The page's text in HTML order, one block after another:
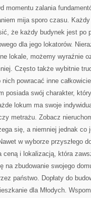
momentu zalania
mija sporo czasu.
że każdy budynek jest po
dla jego lokatorów.
lokale, możemy wyraźnie
Często także wybitnie
powracać inne
posiada swój charakter,
lokum ma swoje
metrażu. Zobacz
się, a niemniej jednak co
w wyborze przyszłego
ceną i lokalizacją, która
na zbudowanie swojego
państwo. Dopłaty do
dla Młodych.